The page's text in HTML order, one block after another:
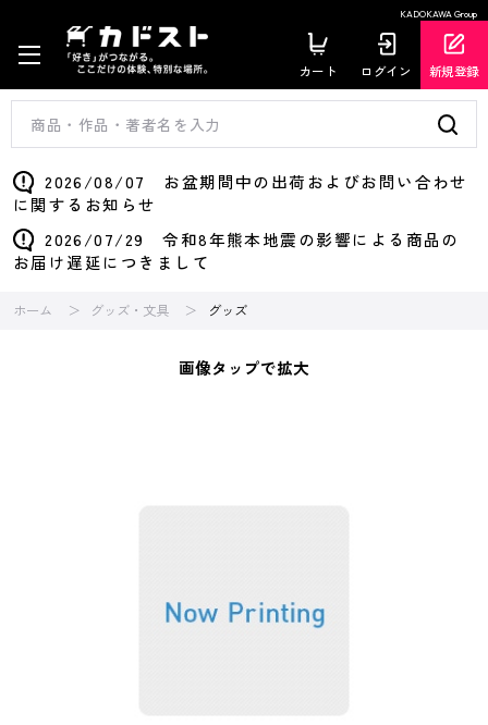
KADOKAWA Group
カート ログイン 新規登録
2026/08/07 お盆期間中の出荷およびお問い合わせ
に関するお知らせ
2026/07/29 令和8年熊本地震の影響による商品の
お届け遅延につきまして
ホーム グッズ・文具 グッズ
画像タップで拡大